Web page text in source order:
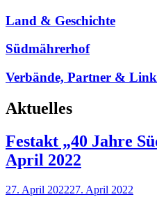
Land & Geschichte
Südmährerhof
Verbände, Partner &
Aktuelles
Festakt „40 Jahre
April 2022
27. April 202227. April 2022